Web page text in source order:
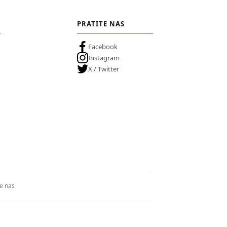
PRATITE NAS
Facebook
Instagram
X / Twitter
nas